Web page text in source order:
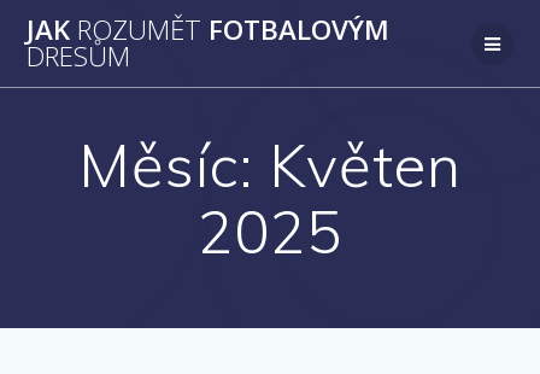
na
JAK ROZUMĚT FOTBALOVÝM
DRESŮM
Měsíc: Květen
2025